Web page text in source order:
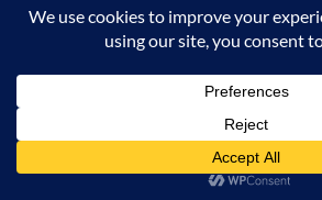
राष्ट्रमंडल
खेलों
रजत
ज्ञानेश्वरी